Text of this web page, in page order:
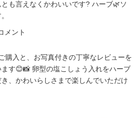
も言えなくかわいいです?️ ハーブ🌿ソ
メント
購入と、お写真付きの丁寧なレビューを
す😊📸 卵型の塩こしょう入れをハーブ
、かわいらしさまで楽しんでいただけ